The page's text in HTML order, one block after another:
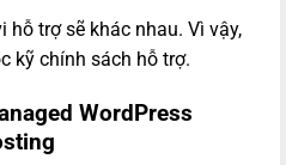
hỗ trợ sẽ khác nhau. Vì vậy,
kỹ chính sách hỗ trợ.
WordPress